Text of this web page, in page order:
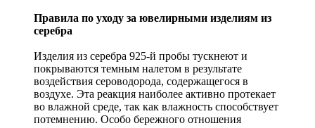
Правила по уходу за ювелирными изделиям из
серебра
Изделия из серебра 925-й пробы тускнеют и
покрываются темным налетом в результате
воздействия сероводорода, содержащегося в
воздухе. Эта реакция наиболее активно протекает
во влажной среде, так как влажность способствует
потемнению. Особо бережного отношения